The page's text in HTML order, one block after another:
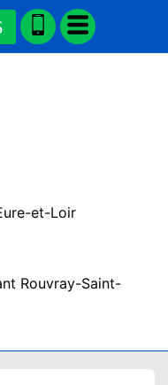
et-Loir
Rouvray-Saint-